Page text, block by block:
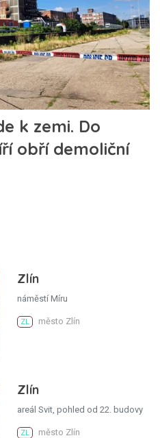
Zlín
náměstí Míru
ZL město Zlín
Zlín
areál Svit, pohled od 22. budovy
ZL město Zlín